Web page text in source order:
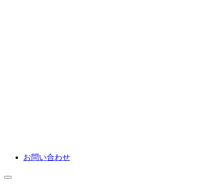
お問い合わせ